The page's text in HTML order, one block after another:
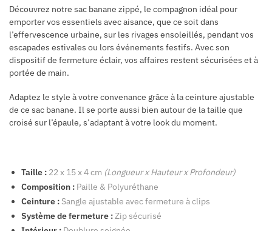
Découvrez notre sac banane zippé, le compagnon idéal pour
emporter vos essentiels avec aisance, que ce soit dans
l’effervescence urbaine, sur les rivages ensoleillés, pendant vos
escapades estivales ou lors événements festifs. Avec son
dispositif de fermeture éclair, vos affaires restent sécurisées et à
portée de main.
Adaptez le style à votre convenance grâce à la ceinture ajustable
de ce sac banane. Il se porte aussi bien autour de la taille que
croisé sur l’épaule, s’adaptant à votre look du moment.
Taille : 22 x 15 x 4 cm (Longueur x Hauteur x Profondeur)
Composition : Paille & Polyuréthane
Ceinture : Sangle ajustable avec fermeture à clips
Système de fermeture :Zip sécurisé